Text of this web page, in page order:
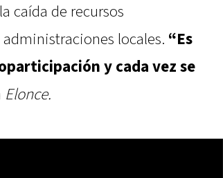
caída de recursos
locales. “Es
y cada vez se
Elonce.